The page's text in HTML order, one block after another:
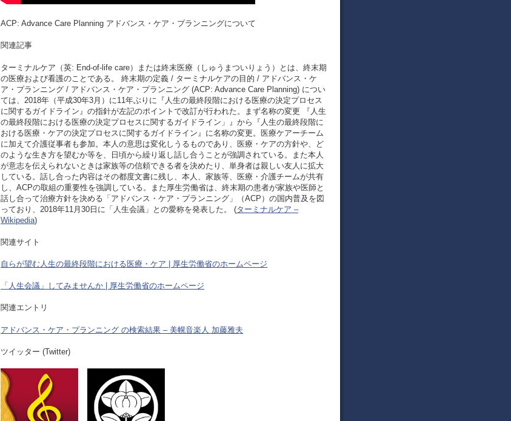
ACP: Advance Care Planning アドバンス・ケア・プランニングについて
関連記事
ターミナルケア（英: End-of-life care）または終末医療（しゅうまついりょう）とは、終末期
の医療および看護のことである。 終末期の定義 / ターミナルケアの目的 / アドバンス・ケ
ア・プランニング / アドバンス・ケア・プランニング (ACP: Advance Care Planning) につい
ては、2018年（平成30年3月）に11年ぶりに『人生の最終段階における医療の決定プロセス
に関するガイドライン』の指針が左記のポイントで改訂が行われた。まず名称の変更 『人生
の最終段階における医療の決定プロセスに関するガイドライン」』から『人生の最終段階に
おける医療・ケアの決定プロセスに関するガイドライン』に名称の変更。医療ケアーチーム
に加えて介護従事者も参加。本人の意思は変化しうるものであり、医療・ケアの方針や、ど
のような生き方を望むか等を、日頃から繰り返し話し合うことが強調されている。また本人
が意志を伝えられないときは家族等の信頼できる者を決めたり、単身者は親しい友人に拡大
している。話し合った内容はその都度文書に残し、本人、家族等、医療・介護チームが共有
し、ACPの取組の重要性を強調している。また厚生労働省は、終末期の患者が家族や医師と
話し合って治療方針を決める「アドバンス・ケア・プランニング」（ACP）の国内普及を図
っており、2018年11月30日に「人生会議」との愛称を発表した。 (ターミナルケア –
Wikipedia)
関連サイト
自らが望む人生の最終段階における医療・ケア | 厚生労働省のホームページ
「人生会議」してみませんか | 厚生労働省のホームページ
関連エントリ
アドバンス・ケア・プランニング の検索結果 – 美幌音楽人 加藤雅夫
ツイッター (Twitter)